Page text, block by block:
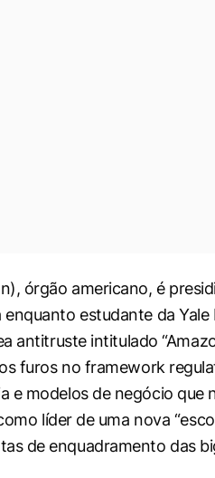
órgão americano, é
estudante da Yale
antitruste intitulado
furos no framework
e modelos de negócio que
líder de uma nova
de enquadramento das